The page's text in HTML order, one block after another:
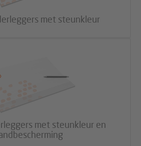
met steunkleur
met steunkleur en